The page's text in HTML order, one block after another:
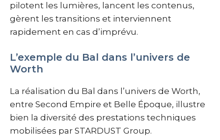
pilotent les lumières, lancent les contenus,
gèrent les transitions et interviennent
rapidement en cas d’imprévu.
L’exemple du Bal dans l’univers de
Worth
La réalisation du Bal dans l’univers de Worth,
entre Second Empire et Belle Époque, illustre
bien la diversité des prestations techniques
mobilisées par STARDUST Group.